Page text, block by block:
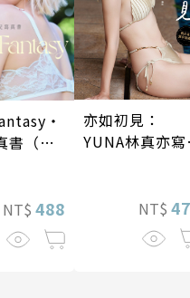
書（加
NT$ 488
亦如初見：
YUNA林真亦寫
NT$